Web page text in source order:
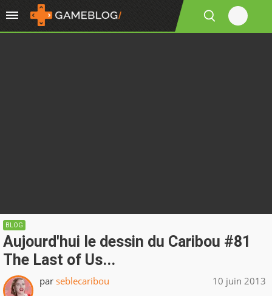
BLOG
Aujourd'hui le dessin du Caribou #81
The Last of Us...
par seblecaribou 10 juin 2013